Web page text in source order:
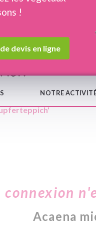
NOTRE
!
devis en ligne
connexion
Acaena